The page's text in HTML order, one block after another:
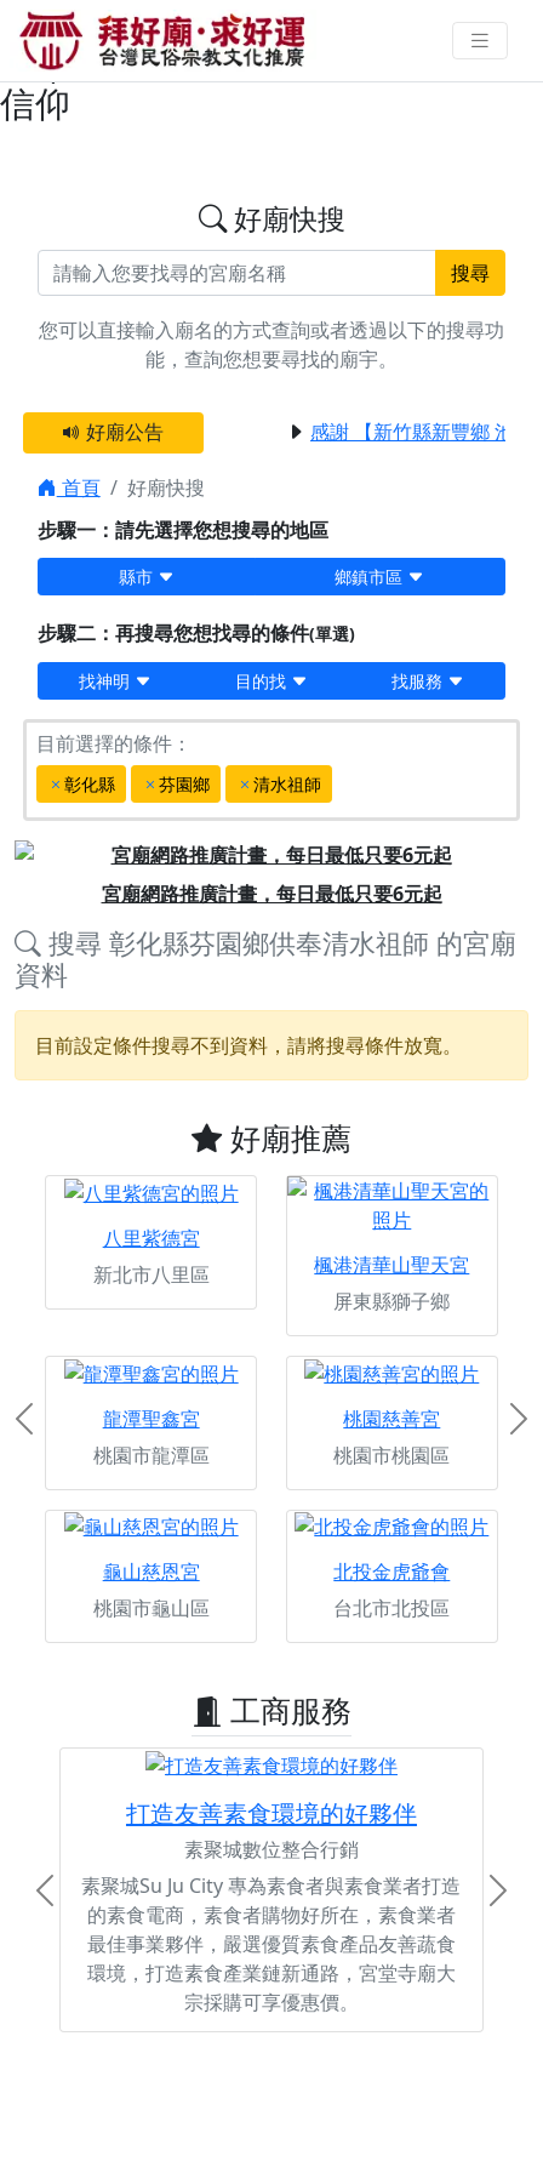
搜尋彰化縣芬園鄉清水祖師廟宇資
料 | 拜好廟求好運 找到與您有緣的
信仰
好廟快搜
搜尋
您可以直接輸入廟名的方式查詢或者透過以下的搜尋功
能，查詢您想要尋找的廟宇。
好廟公告 感謝 【新竹縣新豐鄉 池和
首頁
好廟快搜
步驟一：請先選擇您想搜尋的地區
縣市 鄉鎮市區
步驟二：再搜尋您想找尋的條件(單選)
找神明 目的找 找服務
目前選擇的條件：
彰化縣 芬園鄉 清水祖師
宮廟網路推廣計畫，每日最低只要6元起
Previous
搜尋 彰化縣芬園鄉供奉清水祖師 的宮廟
資料
目前設定條件搜尋不到資料，請將搜尋條件放寬。
好廟推薦
八里紫德宮
新北市八里區
楓港清華山聖天宮
屏東縣獅子鄉
龍潭聖鑫宮
桃園市龍潭區
桃園慈善宮
桃園市桃園區
龜山慈恩宮
桃園市龜山區
北投金虎爺會
台北市北投區
Previous
工商服務
打造友善素食環境的好夥伴
素聚城數位整合行銷
素聚城Su Ju City 專為素食者與素食業者打造
的素食電商，素食者購物好所在，素食業者
最佳事業夥伴，嚴選優質素食產品友善蔬食
環境，打造素食產業鏈新通路，宮堂寺廟大
宗採購可享優惠價。
Previous Next